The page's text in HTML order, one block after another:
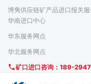
博隽供应链矿产品进口报关
华南进口中心
华东服务网点
华北服务网点
矿口进口咨询：189-